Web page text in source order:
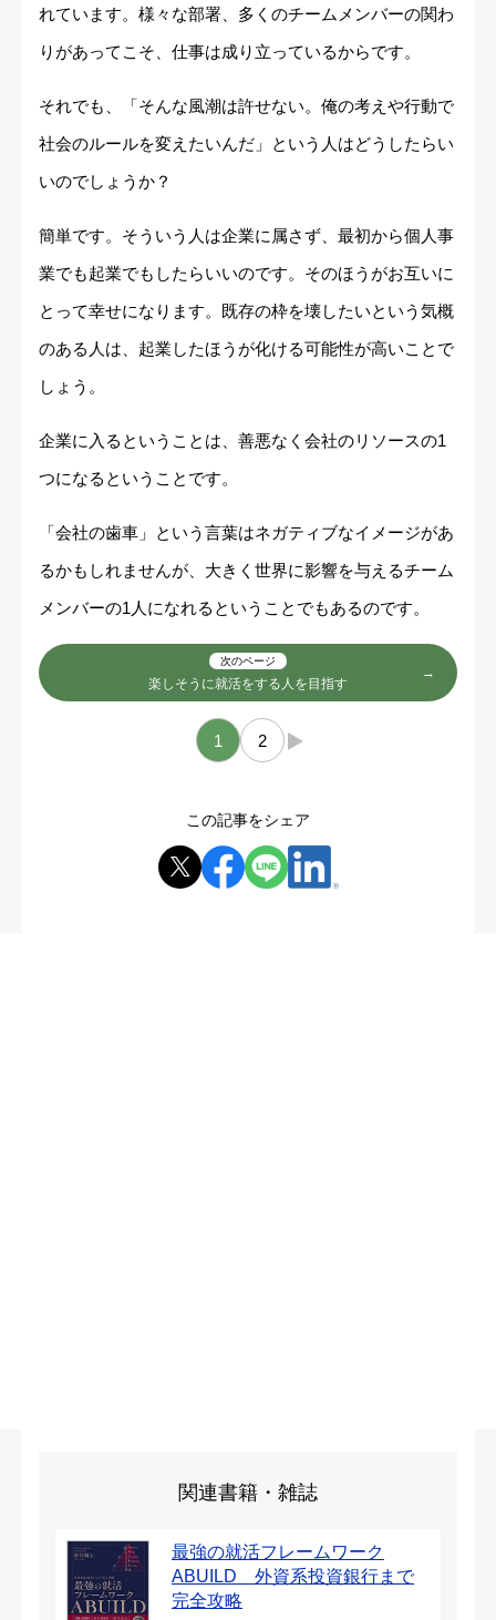
れています。様々な部署、多くのチームメンバーの関わ
りがあってこそ、仕事は成り立っているからです。
それでも、「そんな風潮は許せない。俺の考えや行動で
社会のルールを変えたいんだ」という人はどうしたらい
いのでしょうか？
簡単です。そういう人は企業に属さず、最初から個人事
業でも起業でもしたらいいのです。そのほうがお互いに
とって幸せになります。既存の枠を壊したいという気概
のある人は、起業したほうが化ける可能性が高いことで
しょう。
企業に入るということは、善悪なく会社のリソースの1
つになるということです。
「会社の歯車」という言葉はネガティブなイメージがあ
るかもしれませんが、大きく世界に影響を与えるチーム
メンバーの1人になれるということでもあるのです。
次のページ
楽しそうに就活をする人を目指す
1 2 →
この記事をシェア
関連書籍・雑誌
最強の就活フレームワーク
ABUILD 外資系投資銀行まで
完全攻略